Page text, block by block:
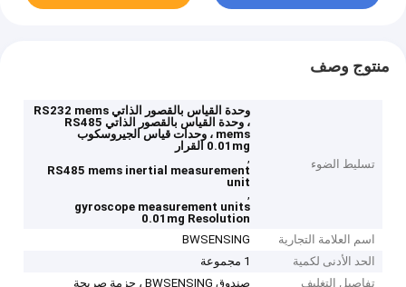
منتوج وصف
تسليط الضوء
وحدة القياس بالقصور الذاتي RS232 mems
، وحدة القياس بالقصور الذاتي RS485
mems ، وحدات قياس الجيروسكوب
0.01mg القرار
,
RS485 mems inertial measurement
unit
,
gyroscope measurement units
0.01mg Resolution
اسم العلامة التجارية
BWSENSING
الحد الأدنى لكمية
1 مجموعة
تفاصيل التغليف
صندوق BWSENSING ، حزمة صريحة